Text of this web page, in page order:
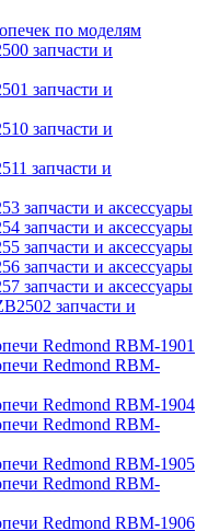
по моделям
запчасти и
запчасти и
запчасти и
запчасти и
запчасти и аксессуары
запчасти и аксессуары
запчасти и аксессуары
запчасти и аксессуары
запчасти и аксессуары
запчасти и
Redmond RBM-1901
Redmond RBM-
Redmond RBM-1904
Redmond RBM-
Redmond RBM-1905
Redmond RBM-
Redmond RBM-1906